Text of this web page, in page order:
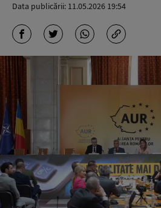
Data publicării: 11.05.2026 19:54